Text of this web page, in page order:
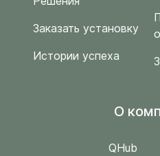
Заказать установку
Истории успеха
O
QHub